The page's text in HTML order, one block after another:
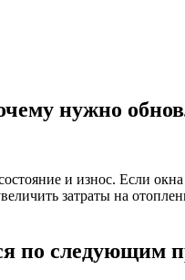
нужно
и износ. Если
затраты на
по следующим